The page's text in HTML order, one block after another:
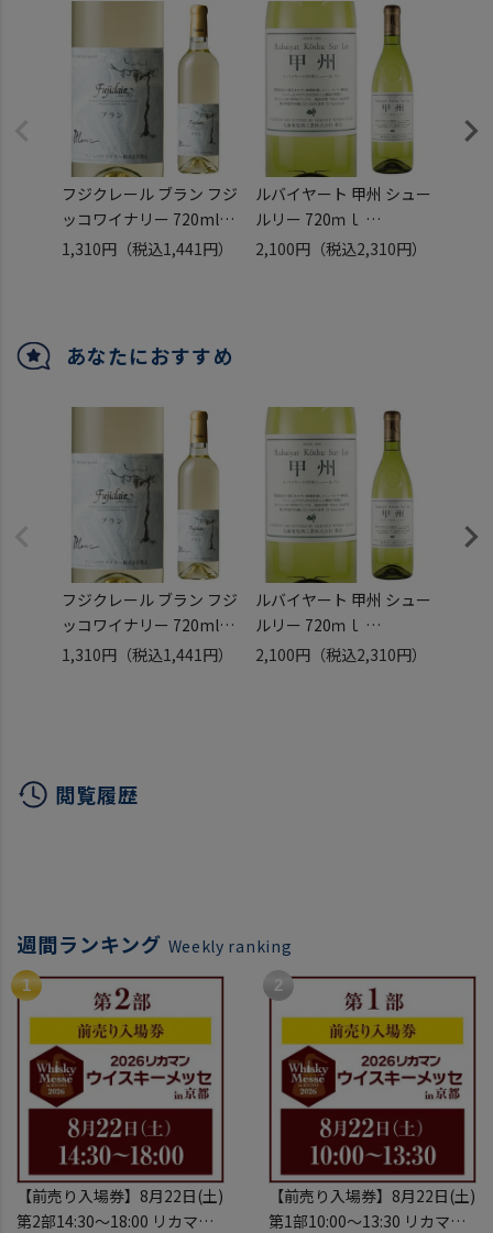
フジクレール ブラン フジ
ッコワイナリー 720ml
フジッコ 日本 国産 山梨
1,310円 （税込1,441円）
ルバイヤート 甲州 シュー
ルリー 720ｍｌ
［白ワイン］ [丸藤葡萄
2,100円 （税込2,310円）
あなたにおすすめ
フジクレール ブラン フジ
ッコワイナリー 720ml
フジッコ 日本 国産 山梨
1,310円 （税込1,441円）
ルバイヤート 甲州 シュー
ルリー 720ｍｌ
［白ワイン］ [丸藤葡萄
2,100円 （税込2,310円）
閲覧履歴
週間ランキング Weekly ranking
【前売り入場券】8月22日(土)
第2部14:30～18:00 リカマン
【前売り入場券】8月22日(土)
第1部10:00～13:30 リカマン